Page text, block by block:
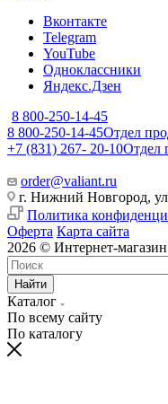
Вконтакте
Telegram
YouTube
Одноклассники
Яндекс.Дзен
8 800-250-14-45
8 800-250-14-45Отдел
+7 (831) 267- 20-10Отдел
order@valiant.ru
г. Нижний Новгород,
Политика
Оферта Карта сайта
2026 © Интернет-
Найти
Каталог
По всему сайту
По каталогу